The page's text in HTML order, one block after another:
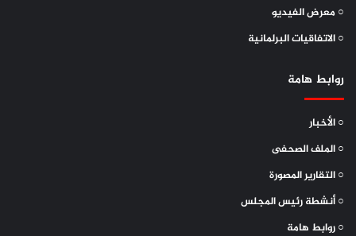
○ معرض الفيديو
○ الاتفاقيات البرلمانية
روابط هامة
○ الأخبار
○ الملف الصحفى
○ التقارير المصورة
○ أنشطة رئيس المجلس
○ روابط هامة